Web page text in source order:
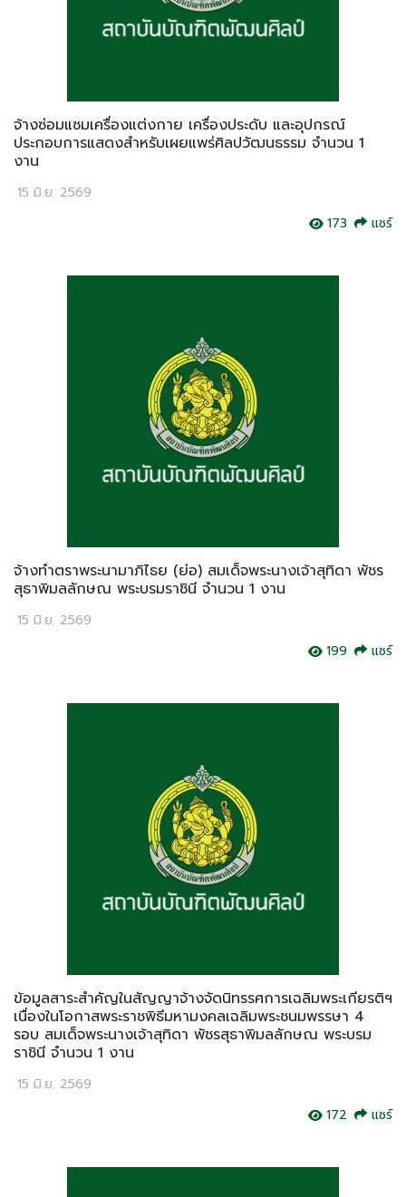
จ้างซ่อมแซมเครื่องแต่งกาย เครื่องประดับ และอุปกรณ์
ประกอบการแสดงสำหรับเผยแพร่ศิลปวัฒนธรรม จำนวน 1
งาน
15 มิ.ย. 2569
173
แชร์
จ้างทำตราพระนามาภิไธย (ย่อ) สมเด็จพระนางเจ้าสุทิดา พัชร
สุธาพิมลลักษณ พระบรมราชินี จำนวน 1 งาน
15 มิ.ย. 2569
199
แชร์
ข้อมูลสาระสำคัญในสัญญาจ้างจัดนิทรรศการเฉลิมพระเกียรติฯ
เนื่องในโอกาสพระราชพิธีมหามงคลเฉลิมพระชนมพรรษา 4
รอบ สมเด็จพระนางเจ้าสุทิดา พัชรสุธาพิมลลักษณ พระบรม
ราชินี จำนวน 1 งาน
15 มิ.ย. 2569
172
แชร์